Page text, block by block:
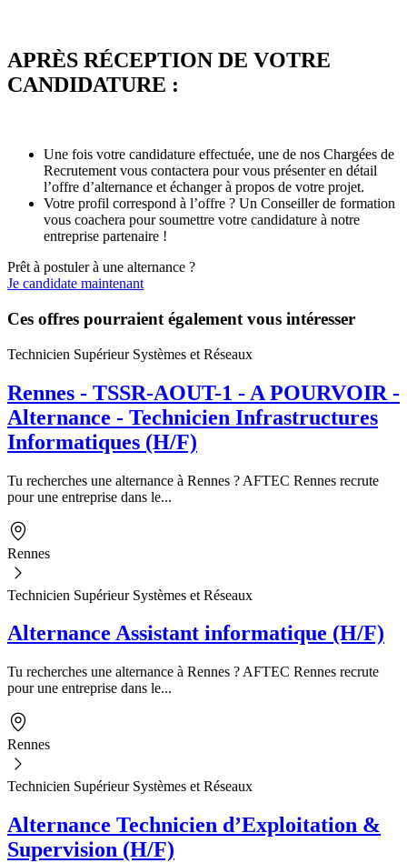
APRÈS RÉCEPTION DE VOTRE
CANDIDATURE :
Une fois votre candidature effectuée, une de nos Chargées de
Recrutement vous contactera pour vous présenter en détail
l’offre d’alternance et échanger à propos de votre projet.
Votre profil correspond à l’offre ? Un Conseiller de formation
vous coachera pour soumettre votre candidature à notre
entreprise partenaire !
Prêt à postuler à une alternance ?
Je candidate maintenant
Ces offres pourraient également vous intéresser
Technicien Supérieur Systèmes et Réseaux
Rennes - TSSR-AOUT-1 - A POURVOIR -
Alternance - Technicien Infrastructures
Informatiques (H/F)
Tu recherches une alternance à Rennes ? AFTEC Rennes recrute
pour une entreprise dans le...
Rennes
Technicien Supérieur Systèmes et Réseaux
Alternance Assistant informatique (H/F)
Tu recherches une alternance à Rennes ? AFTEC Rennes recrute
pour une entreprise dans le...
Rennes
Technicien Supérieur Systèmes et Réseaux
Alternance Technicien d’Exploitation &
Supervision (H/F)